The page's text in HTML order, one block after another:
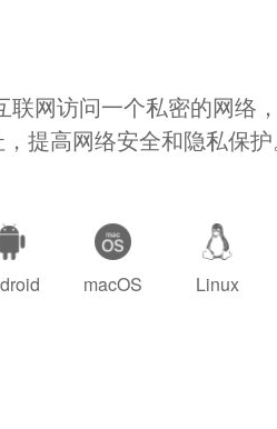
联网访问一个私密的网络
提高网络安全和隐私保护
macOS Linux